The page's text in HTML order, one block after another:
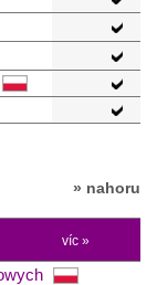
» nahoru
víc »